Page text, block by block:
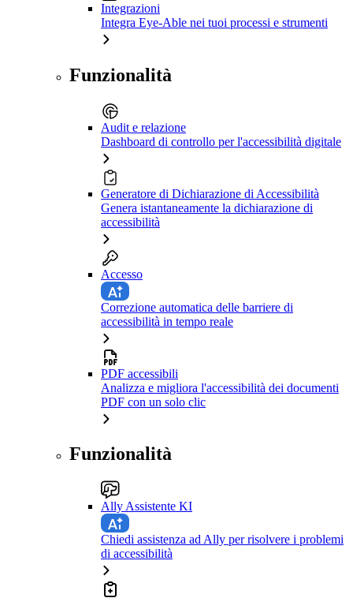
Integrazioni
Integra Eye-Able nei tuoi processi e strumenti
Funzionalità
Audit e relazione
Dashboard di controllo per l'accessibilità digitale
Generatore di Dichiarazione di Accessibilità
Genera istantaneamente la dichiarazione di
accessibilità
Accesso
Correzione automatica delle barriere di
accessibilità in tempo reale
PDF accessibili
Analizza e migliora l'accessibilità dei documenti
PDF con un solo clic
Funzionalità
Ally Assistente KI
Chiedi assistenza ad Ally per risolvere i problemi
di accessibilità